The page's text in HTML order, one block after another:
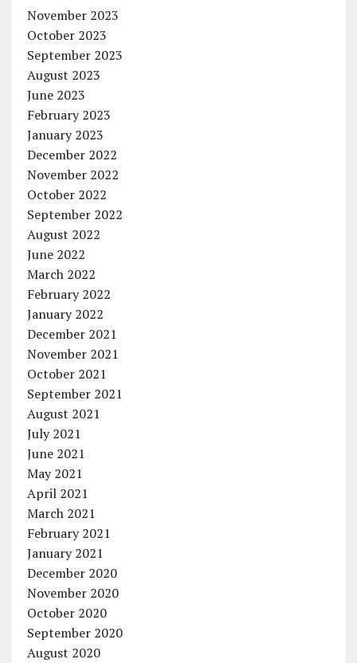
November 2023
October 2023
September 2023
August 2023
June 2023
February 2023
January 2023
December 2022
November 2022
October 2022
September 2022
August 2022
June 2022
March 2022
February 2022
January 2022
December 2021
November 2021
October 2021
September 2021
August 2021
July 2021
June 2021
May 2021
April 2021
March 2021
February 2021
January 2021
December 2020
November 2020
October 2020
September 2020
August 2020